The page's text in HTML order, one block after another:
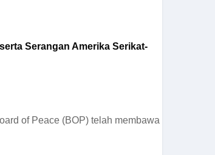
Serangan Amerika Serikat-
of Peace (BOP) telah membawa